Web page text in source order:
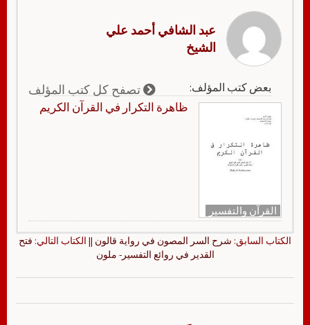
عبد الشافي أحمد علي
الشيخ
بعض كتب المؤلف: تصفح كل كتب المؤلف
القرآن والتفسير
ظاهرة التكرار في القرآن الكريم
الكتاب السابق: شرح السر المصون في رواية قالون || الكتاب التالي: فتح
القدير في روائع التفسير- ملون